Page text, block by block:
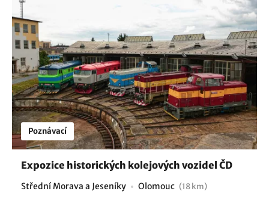
Poznávací
Expozice historických kolejových vozidel ČD
Střední Morava a Jeseníky Olomouc (18 km)